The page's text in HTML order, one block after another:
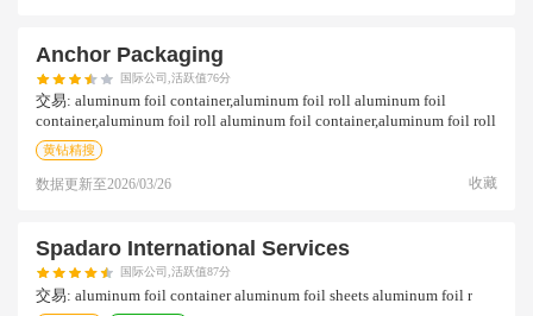
Anchor Packaging
国际公司,活跃值76分
交易: aluminum foil container,aluminum foil roll aluminum foil
container,aluminum foil roll aluminum foil container,aluminum foil roll
黄钻精搜
数据更新至2026/03/26 收藏
Spadaro International Services
国际公司,活跃值87分
交易: aluminum foil container aluminum foil sheets aluminum foil r